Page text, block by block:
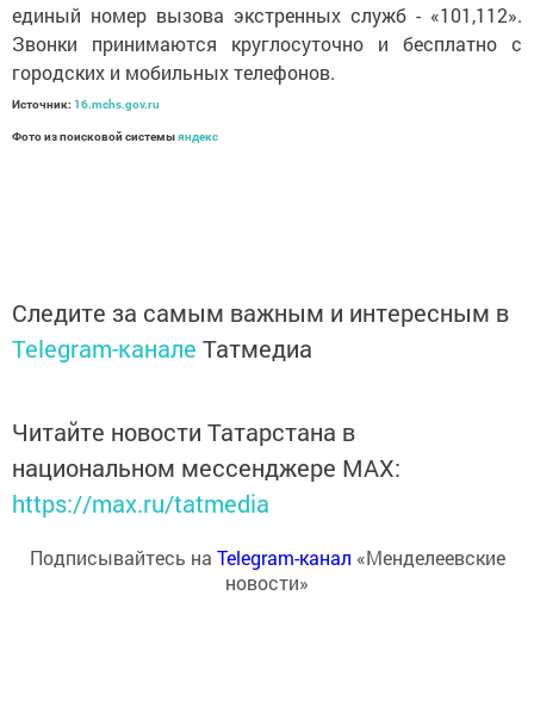
единый номер вызова экстренных служб - «101,112».
Звонки принимаются круглосуточно и бесплатно с
городских и мобильных телефонов.
Источник:16.mchs.gov.ru
Фото из поисковой системыяндекс
Следите за самым важным и интересным в
Telegram-канале Татмедиа
Читайте новости Татарстана в
национальном мессенджере MАХ:
https://max.ru/tatmedia
Подписывайтесь на Telegram-канал «Менделеевские
новости»